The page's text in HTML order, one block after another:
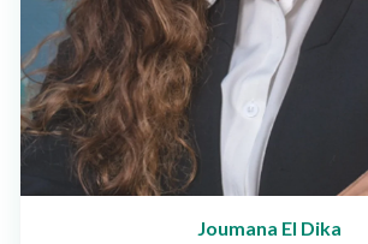
Joumana El Dika